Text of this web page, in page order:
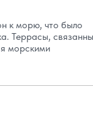
к морю, что было
Террасы,
морскими